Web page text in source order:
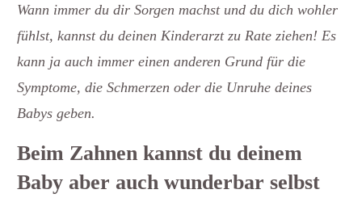
Wann immer du dir Sorgen machst und du dich wohler
fühlst, kannst du deinen Kinderarzt zu Rate ziehen! Es
kann ja auch immer einen anderen Grund für die
Symptome, die Schmerzen oder die Unruhe deines
Babys geben.
Beim Zahnen kannst du deinem
Baby aber auch wunderbar selbst